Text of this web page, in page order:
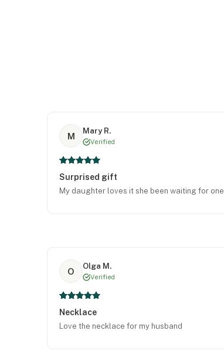
M
Mary R.
Verified
Surprised gift
My daughter loves it she been waiting for one
O
Olga M.
Verified
Necklace
Love the necklace for my husband